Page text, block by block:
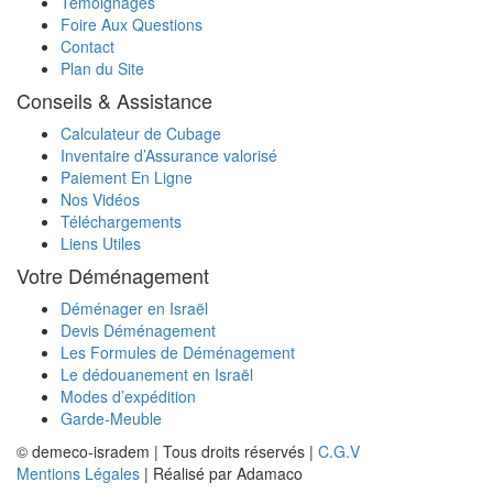
Foire Aux Questions
Contact
Plan du Site
Conseils & Assistance
Calculateur de Cubage
Inventaire d’Assurance valorisé
Paiement En Ligne
Nos Vidéos
Téléchargements
Liens Utiles
Votre Déménagement
Déménager en Israël
Devis Déménagement
Les Formules de Déménagement
Le dédouanement en Israël
Modes d’expédition
Garde-Meuble
© demeco-isradem | Tous droits réservés | C.G.V
Mentions Légales | Réalisé par Adamaco